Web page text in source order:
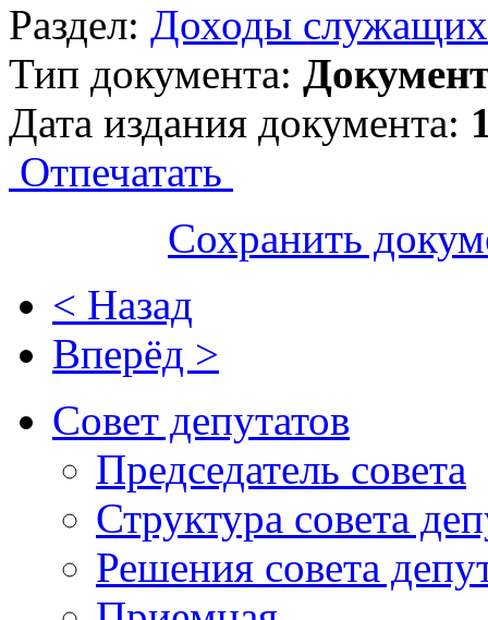
Раздел: Доходы служащих
Тип документа:
Дата издания документа:
Отпечатать
Сохранить
< Назад
Вперёд >
Совет депутатов
Председатель совета
Структура совета
Решения совета